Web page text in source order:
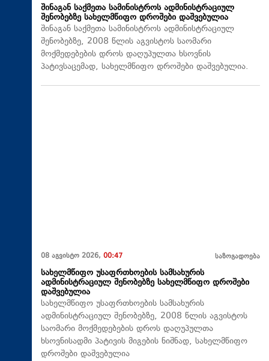
შინაგან საქმეთა სამინისტროს ადმინისტრაციულ
შენობებზე სახელმწიფო დროშები დაშვებულია
შინაგან საქმეთა სამინისტროს ადმინისტრაციულ
შენობებზე, 2008 წლის აგვისტოს საომარი
მოქმედებების დროს დაღუპულთა ხსოვნის
პატივსაცემად, სახელმწიფო დროშები დაშვებულია.
08 აგვისტო 2026, 00:47 საზოგადოება
სახელმწიფო უსაფრთხოების სამსახურის
ადმინისტრაციულ შენობებზე სახელმწიფო დროშები
დაშვებულია
სახელმწიფო უსაფრთხოების სამსახურის
ადმინისტრაციულ შენობებზე, 2008 წლის აგვისტოს
საომარი მოქმედებების დროს დაღუპულთა
ხსოვნისადმი პატივის მიგების ნიშნად, სახელმწიფო
დროშები დაშვებულია